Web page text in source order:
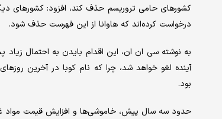
کشورهای حامی تروریسم حذف کند، افزود: کشورهای
درخواست کرده‌اند که هاوانا از این فهرست حذف شود.
به نوشته سی ان ان، این اقدام بایدن به احتمال
آینده لغو خواهد شد، چرا که نام کوبا در آخرین
بود.
حدود سه سال پیش، خاموشی‌ها و افزایش قیمت مواد